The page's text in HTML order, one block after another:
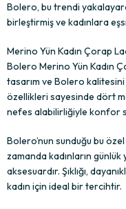
Bolero, bu trendi
birleştirmiş ve kadınlara
Merino Yün Kadın Çorap
Bolero Merino Yün Kadın
tasarım ve Bolero
özellikleri sayesinde dört
nefes alabilirliğiyle konfor
Bolero’nun sunduğu bu
zamanda kadınların
aksesuardır. Şıklığı,
kadın için ideal bir tercihtir.